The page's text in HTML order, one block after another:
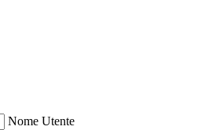
Nome Utente